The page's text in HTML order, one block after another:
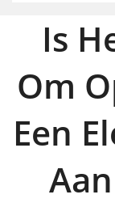
Is
Om
Een